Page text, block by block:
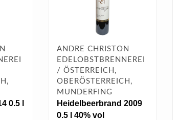
0.5 l
ANDRE CHRISTON
EDELOBSTBRENNEREI
/ ÖSTERREICH,
OBERÖSTERREICH,
MUNDERFING
Heidelbeerbrand 2009
0.5 l 40% vol